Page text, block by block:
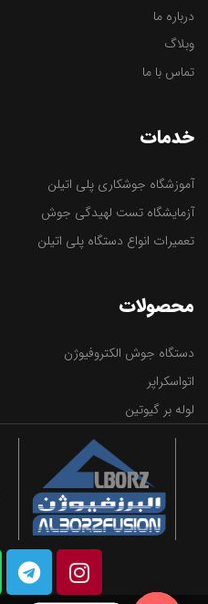
درباره ما
وبلاگ
تماس با ما
خدمات
آموزشگاه جوشکاری پلی اتیلن
آزمایشگاه تست لهیدگی جوش
تعمیرات انواع دستگاه پلی اتیلن
محصولات
دستگاه جوش الکتروفیوژن
اتواسکراپر
لوله بر گیوتین